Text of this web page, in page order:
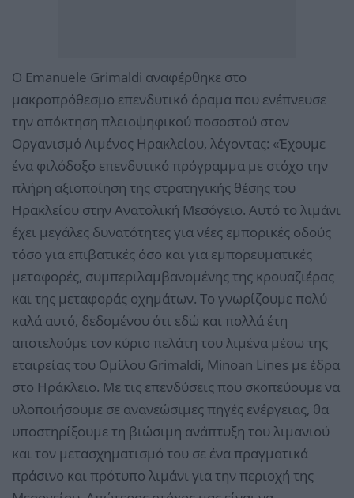
Ο Emanuele Grimaldi αναφέρθηκε στο
μακροπρόθεσμο επενδυτικό όραμα που ενέπνευσε
την απόκτηση πλειοψηφικού ποσοστού στον
Οργανισμό Λιμένος Ηρακλείου, λέγοντας: «Έχουμε
ένα φιλόδοξο επενδυτικό πρόγραμμα με στόχο την
πλήρη αξιοποίηση της στρατηγικής θέσης του
Ηρακλείου στην Ανατολική Μεσόγειο. Αυτό το λιμάνι
έχει μεγάλες δυνατότητες για νέες εμπορικές οδούς
τόσο για επιβατικές όσο και για εμπορευματικές
μεταφορές, συμπεριλαμβανομένης της κρουαζιέρας
και της μεταφοράς οχημάτων. Το γνωρίζουμε πολύ
καλά αυτό, δεδομένου ότι εδώ και πολλά έτη
αποτελούμε τον κύριο πελάτη του λιμένα μέσω της
εταιρείας του Ομίλου Grimaldi, Minoan Lines με έδρα
στο Ηράκλειο. Με τις επενδύσεις που σκοπεύουμε να
υλοποιήσουμε σε ανανεώσιμες πηγές ενέργειας, θα
υποστηρίξουμε τη βιώσιμη ανάπτυξη του λιμανιού
και τον μετασχηματισμό του σε ένα πραγματικά
πράσινο και πρότυπο λιμάνι για την περιοχή της